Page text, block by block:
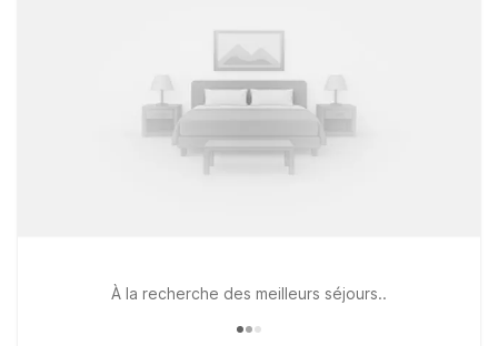
À la recherche des meilleurs séjours..